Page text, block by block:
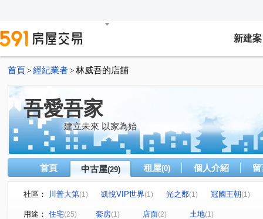
新建案
首頁 > 經紀業者 > 林威吾的店舖
吾愛吾家
建立未來 以家為始
首頁 中古屋(29) 租屋(0) 個人介紹
社區： 川普大第(1) 凱悅VIP世界(1) 光之郡(1) 冠國王朝(1)
情定水蓮八期 (1) 惠宇宇山鄰 元城文學苑
用途： 住宅(25) 套房(1) 店面(2) 土地(1)